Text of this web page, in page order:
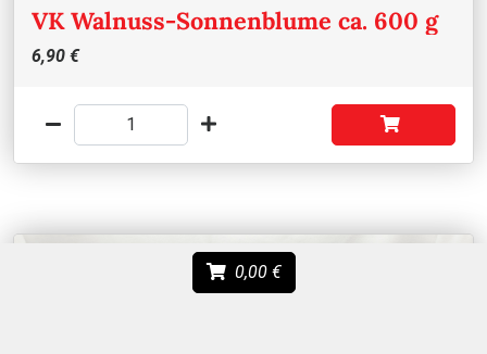
VK Walnuss-Sonnenblume ca. 600 g
6,90 €
0,00 €